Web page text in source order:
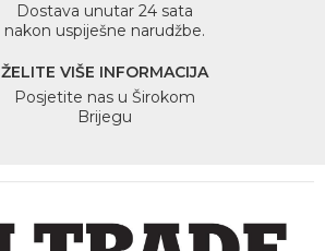
Dostava unutar 24 sata
nakon uspiješne narudžbe.
ŽELITE VIŠE INFORMACIJA
Posjetite nas u Širokom
Brijegu